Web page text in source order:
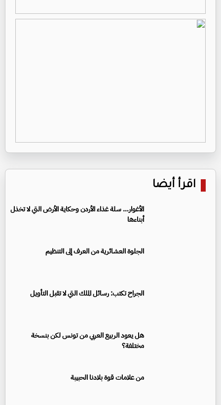
اقرأ أيضا
الأغوار… سلة غذاء الأردن وحكاية الأرض التي لا تخذل
أبناءها
الجلوة العشائرية من العرف إلى التنظيم
الجراح تكتب: رسائل الملك التي لا تقبل التأويل
هل يعود الربيع العربي من تونس لكن بنسخة
مختلفة؟
من علامات قوة بلادنا الحبيبة